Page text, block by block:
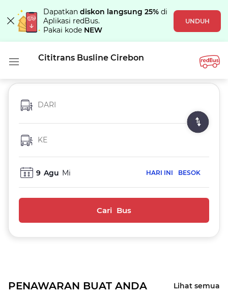
Dapatkan diskon langsung 25% di
Aplikasi redBus.
Pakai kode NEW
UNDUH
Cititrans Busline Cirebon
DARI
KE
9 Agu Mi HARI INI BESOK
Cari Bus
PENAWARAN BUAT ANDA
Lihat semua